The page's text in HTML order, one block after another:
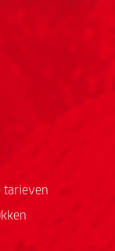
tarieven